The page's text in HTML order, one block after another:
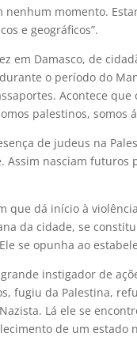
momento.
e geográficos”.
em Damasco, de
o período do
Acontece
palestinos, somos
de judeus na
nasciam futuros
que dá início à
da cidade, se
se opunha ao
instigador de
fugiu da Palestina,
Lá ele se
de um estado